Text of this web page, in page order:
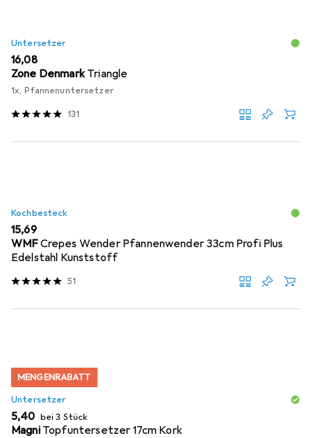
Untersetzer
EUR
16,08
Zone Denmark Triangle
1x, Pfannenuntersetzer
131
Kochbesteck
EUR
15,69
WMFCrepes Wender Pfannenwender 33cm Profi Plus
Edelstahl Kunststoff
51
MENGENRABATT
Untersetzer
EUR
5,40 bei 3 Stück
Magni Topfuntersetzer 17cm Kork